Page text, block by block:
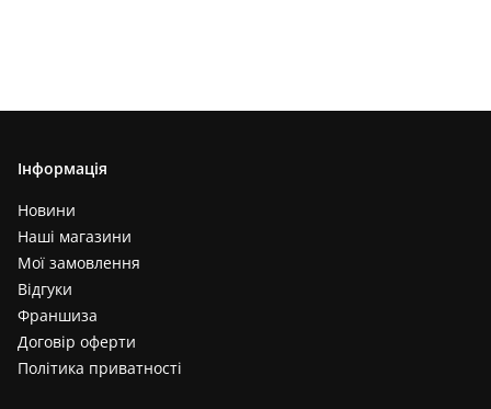
Інформація
Новини
Наші магазини
Мої замовлення
Відгуки
Франшиза
Договір оферти
Політика приватності